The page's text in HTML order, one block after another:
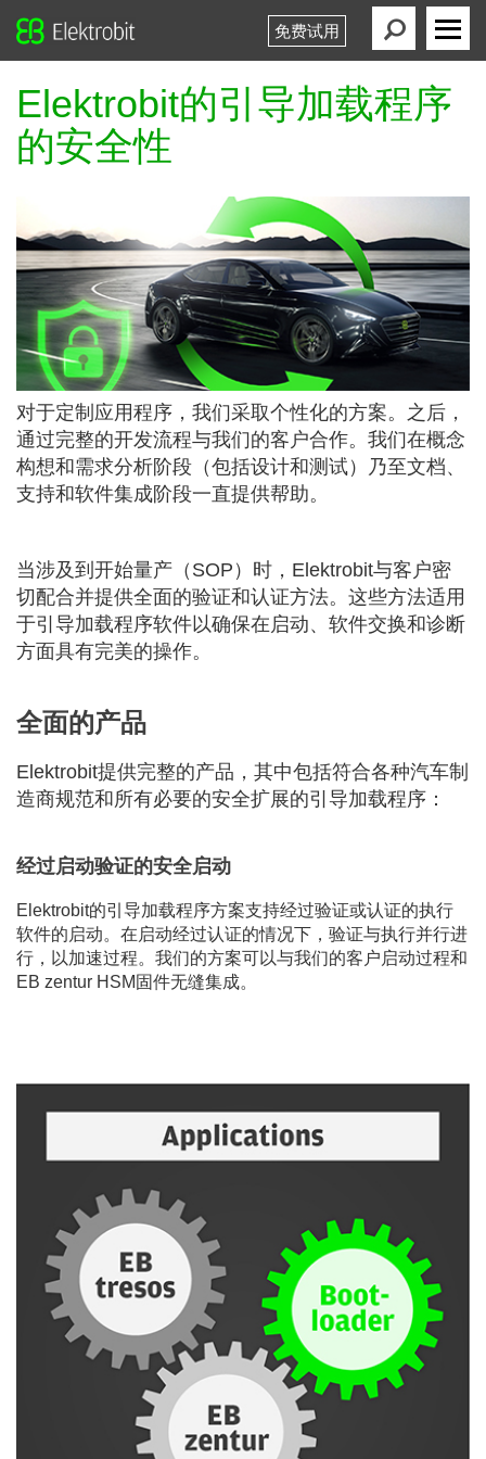
免费试用
Elektrobit
Primary
Menu
Elektrobit的引导加载程序
的安全性
对于定制应用程序，我们采取个性化的方案。之后，
通过完整的开发流程与我们的客户合作。我们在概念
构想和需求分析阶段（包括设计和测试）乃至文档、
支持和软件集成阶段一直提供帮助。
当涉及到开始量产（SOP）时，Elektrobit与客户密
切配合并提供全面的验证和认证方法。这些方法适用
于引导加载程序软件以确保在启动、软件交换和诊断
方面具有完美的操作。
全面的产品
Elektrobit提供完整的产品，其中包括符合各种汽车制
造商规范和所有必要的安全扩展的引导加载程序：
经过启动验证的安全启动
Elektrobit的引导加载程序方案支持经过验证或认证的执行
软件的启动。在启动经过认证的情况下，验证与执行并行进
行，以加速过程。我们的方案可以与我们的客户启动过程和
EB zentur HSM固件无缝集成。